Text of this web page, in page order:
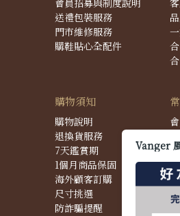
會員招募與制度說明
送禮包裝服務
門市維修服務
購鞋貼心全配件
購物須知
購物說明
退換貨服務
7天鑑賞期
1個月商品保固
海外顧客訂購
尺寸挑選
防詐騙提醒
Vanger